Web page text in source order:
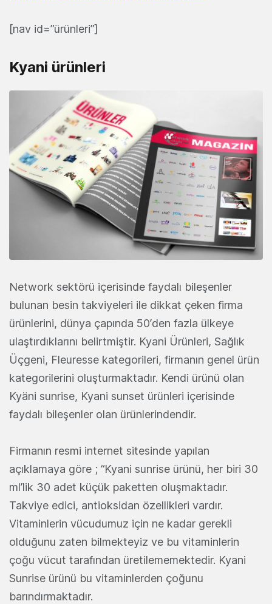
[nav id=”ürünleri”]
Kyani ürünleri
Network sektörü içerisinde faydalı bileşenler
bulunan besin takviyeleri ile dikkat çeken firma
ürünlerini, dünya çapında 50’den fazla ülkeye
ulaştırdıklarını belirtmiştir. Kyani Ürünleri, Sağlık
Üçgeni, Fleuresse kategorileri, firmanın genel ürün
kategorilerini oluşturmaktadır. Kendi ürünü olan
Kyäni sunrise, Kyani sunset ürünleri içerisinde
faydalı bileşenler olan ürünlerindendir.
Firmanın resmi internet sitesinde yapılan
açıklamaya göre ; “Kyani sunrise ürünü, her biri 30
ml’lik 30 adet küçük paketten oluşmaktadır.
Takviye edici, antioksidan özellikleri vardır.
Vitaminlerin vücudumuz için ne kadar gerekli
olduğunu zaten bilmekteyiz ve bu vitaminlerin
çoğu vücut tarafından üretilememektedir. Kyani
Sunrise ürünü bu vitaminlerden çoğunu
barındırmaktadır.